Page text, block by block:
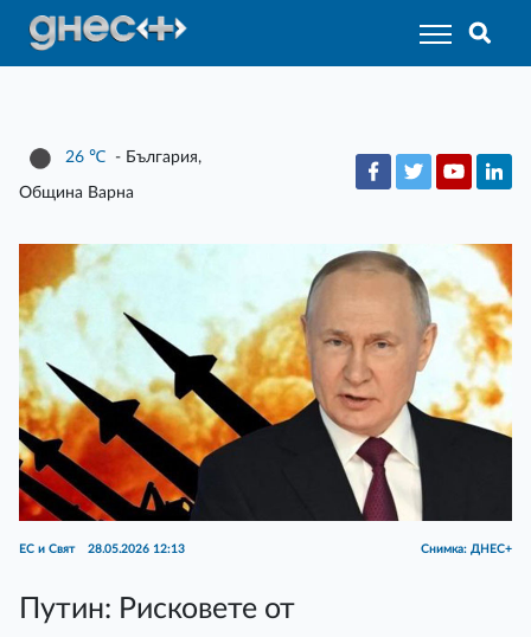
26 ℃ - България,
Община Варна
ЕС и Свят 28.05.2026 12:13 Снимка: ДНЕС+
Путин: Рисковете от